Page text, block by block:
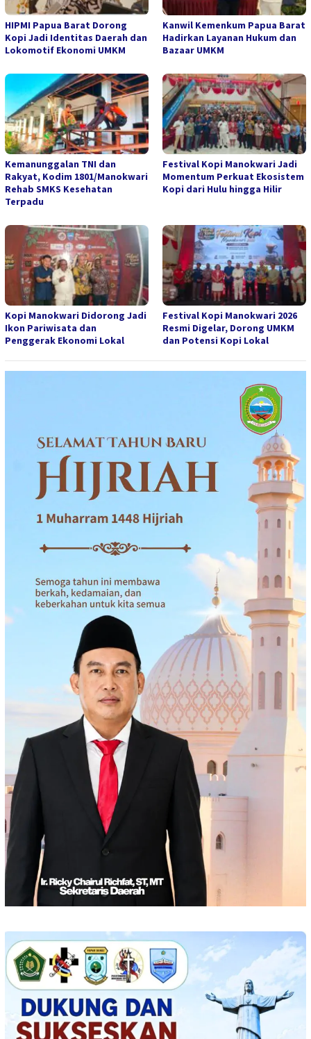
HIPMI Papua Barat Dorong
Kopi Jadi Identitas Daerah dan
Lokomotif Ekonomi UMKM
Kanwil Kemenkum Papua Barat
Hadirkan Layanan Hukum dan
Bazaar UMKM
Kemanunggalan TNI dan
Rakyat, Kodim 1801/Manokwari
Rehab SMKS Kesehatan
Terpadu
Festival Kopi Manokwari Jadi
Momentum Perkuat Ekosistem
Kopi dari Hulu hingga Hilir
Kopi Manokwari Didorong Jadi
Ikon Pariwisata dan
Penggerak Ekonomi Lokal
Festival Kopi Manokwari 2026
Resmi Digelar, Dorong UMKM
dan Potensi Kopi Lokal